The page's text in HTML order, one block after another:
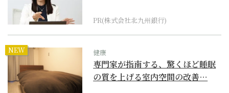
PR(株式会社北九州銀行)
NEW 健康
専門家が指南する、驚くほど睡眠
の質を上げる室内空間の改善…